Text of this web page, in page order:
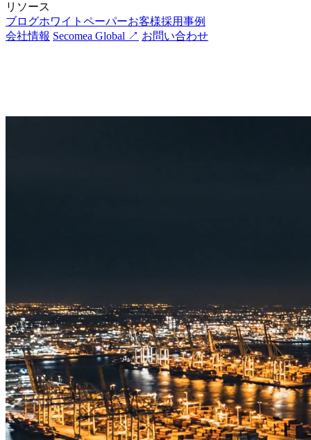
リソース
ブログホワイトペーパーお客様採用事例
会社情報 Secomea Global ↗ お問い合わせ